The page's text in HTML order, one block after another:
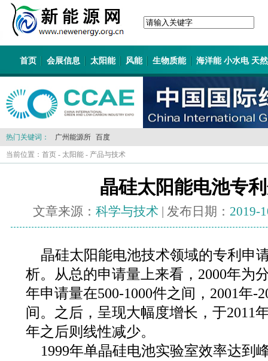
首页 会展信息 太阳能 风能 生物质能 海洋能 小水电 天
热门关键词： 广州能源所 百度
当前位置： 首页 - 太阳能 - 产品与技术
晶硅太阳能电池专
文章来源： 科学与技术| 发布日期： 2019-
晶硅太阳能电池技术领域的专利申
析。从总的申请量上来看，2000年为
年申请量在500-1000件之间，2001年-
间。之后，呈现大幅度增长，于2011
年之后则线性减少。
1999年单晶硅电池实验室效率达到